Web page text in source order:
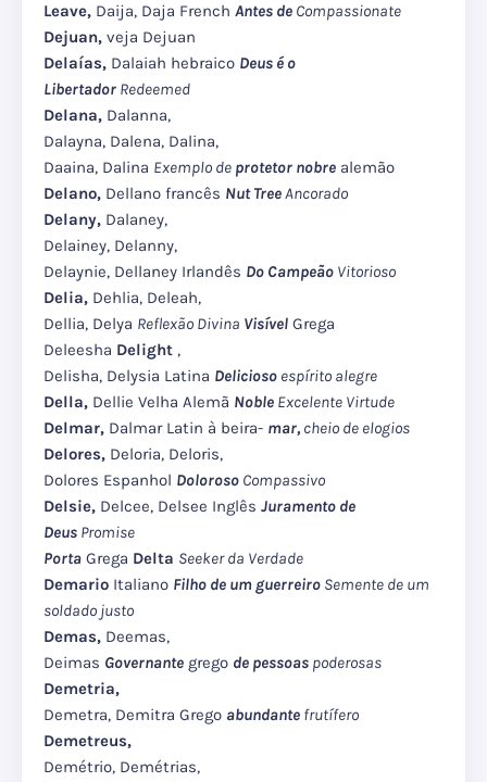
Leave, Daija, Daja French Antes de Compassionate
Dejuan, veja Dejuan
Delaías, Dalaiah hebraico Deus é o
Libertador Redeemed
Delana, Dalanna,
Dalayna, Dalena, Dalina,
Daaina, Dalina Exemplo de protetor nobre alemão
Delano, Dellano francês Nut TreeAncorado
Delany, Dalaney,
Delainey, Delanny,
Delaynie, Dellaney Irlandês Do Campeão Vitorioso
Delia, Dehlia, Deleah,
Dellia, Delya Reflexão Divina Visível Grega
Deleesha Delight ,
Delisha, Delysia Latina Delicioso espírito alegre
Della, Dellie Velha Alemã Noble Excelente Virtude
Delmar, Dalmar Latin à beira- mar, cheio de elogios
Delores, Deloria, Deloris,
Dolores Espanhol Doloroso Compassivo
Delsie, Delcee, Delsee Inglês Juramento de
Deus Promise
Porta Grega Delta Seeker da Verdade
Demario Italiano Filho de um guerreiro Semente de um
soldado justo
Demas, Deemas,
Deimas Governante grego de pessoas poderosas
Demetria,
Demetra, Demitra Grego abundante frutífero
Demetreus,
Demétrio, Demétrias,